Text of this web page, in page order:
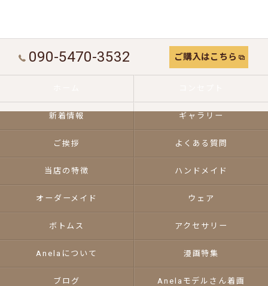
090-5470-3532 ご購入はこちら
新着情報 ギャラリー
ご挨拶 よくある質問
当店の特徴 ハンドメイド
オーダーメイド ウェア
ボトムス アクセサリー
Anelaについて 漫画特集
ブログ Anelaモデルさん着画